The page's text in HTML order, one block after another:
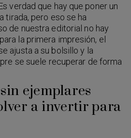
verdad que hay que poner un
tirada, pero eso se ha
de nuestra editorial no hay
la primera impresión, el
ajusta a su bolsillo y la
se suele recuperar de forma
ejemplares
a invertir para